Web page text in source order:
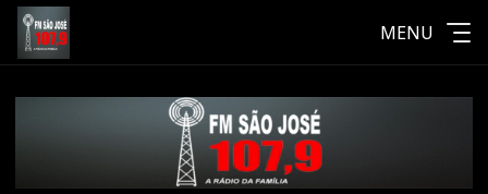
MENU